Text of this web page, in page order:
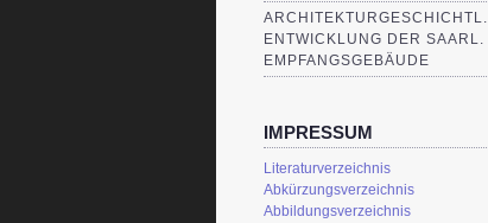
ARCHITEKTURGESCHICHTL.
ENTWICKLUNG DER SAARL.
EMPFANGSGEBÄUDE
IMPRESSUM
Literaturverzeichnis
Abkürzungsverzeichnis
Abbildungsverzeichnis